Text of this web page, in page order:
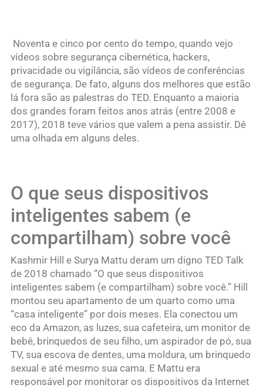
Noventa e cinco por cento do tempo, quando vejo
vídeos sobre segurança cibernética, hackers,
privacidade ou vigilância, são vídeos de conferências
de segurança. De fato, alguns dos melhores que estão
lá fora são as palestras do TED. Enquanto a maioria
dos grandes foram feitos anos atrás (entre 2008 e
2017), 2018 teve vários que valem a pena assistir. Dê
uma olhada em alguns deles.
O que seus dispositivos
inteligentes sabem (e
compartilham) sobre você
Kashmir Hill e Surya Mattu deram um digno TED Talk
de 2018 chamado “O que seus dispositivos
inteligentes sabem (e compartilham) sobre você.” Hill
montou seu apartamento de um quarto como uma
“casa inteligente” por dois meses. Ela conectou um
eco da Amazon, as luzes, sua cafeteira, um monitor de
bebê, brinquedos de seu filho, um aspirador de pó, sua
TV, sua escova de dentes, uma moldura, um brinquedo
sexual e até mesmo sua cama. E Mattu era
responsável por monitorar os dispositivos da Internet